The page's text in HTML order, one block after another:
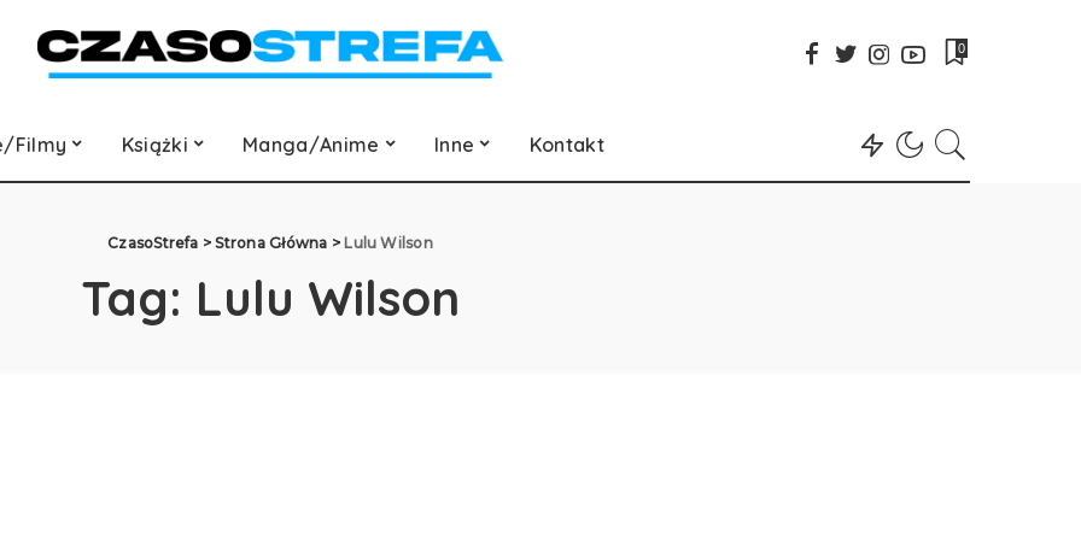
0
Filmy Książki Manga/Anime Inne Kontakt
CzasoStrefa >Strona Główna > Lulu Wilson
Tag: Lulu Wilson